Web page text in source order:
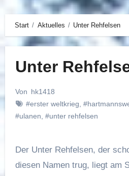
Start Aktuelles Unter Rehfelsen
Unter
Von hk1418
#erster weltkrieg
#ulanen #unter rehfelsen
Der Unter Rehfelsen, der schon vor Kriegsbeginn
diesen Namen trug, liegt am